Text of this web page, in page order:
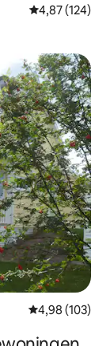
Gemiddelde
4,87 (124)
Gemiddelde
4,98 (103)